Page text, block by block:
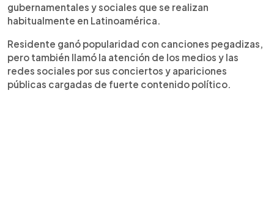
gubernamentales y sociales que se realizan
habitualmente en Latinoamérica.
Residente ganó popularidad con canciones pegadizas,
pero también llamó la atención de los medios y las
redes sociales por sus conciertos y apariciones
públicas cargadas de fuerte contenido político.